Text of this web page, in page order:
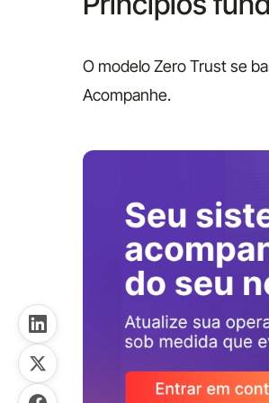
O modelo Zero Trust se
Acompanhe.